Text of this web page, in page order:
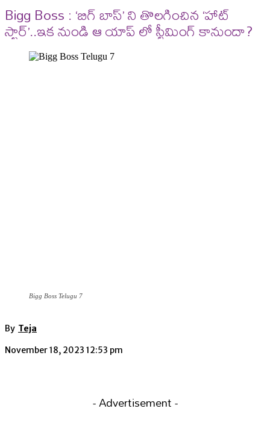
Bigg Boss : ‘బిగ్ బాస్’ ని తొలగించిన ‘హాట్
స్టార్’..ఇక నుండి ఆ యాప్ లో స్ట్రీమింగ్ కానుందా?
Bigg Boss Telugu 7
By Teja
November 18, 2023 12:53 pm
- Advertisement -